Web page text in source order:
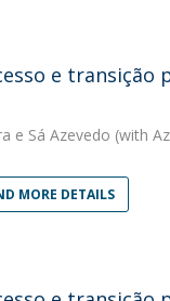
e transição
e Sá Azevedo (with
MORE DETAILS